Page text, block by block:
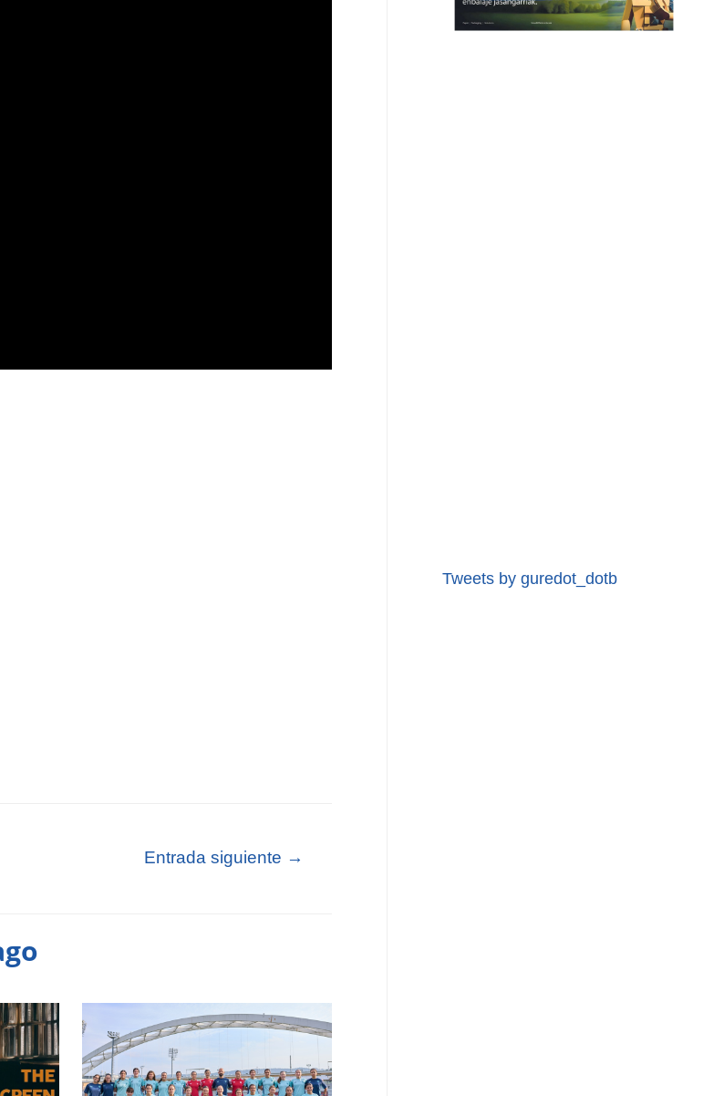
Entrada siguiente →
Tweets by guredot_dotb